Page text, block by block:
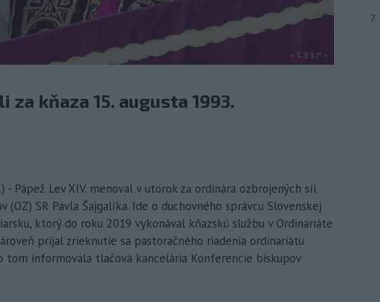
kňaza 15. augusta 1993.
- Pápež Lev XIV. menoval v utorok za ordinára ozbrojených síl
(OZ) SR Pavla Šajgalíka. Ide o duchovného správcu Slovenskej
ktorý do roku 2019 vykonával kňazskú službu v Ordinariáte
prijal zrieknutie sa pastoračného riadenia ordinariátu
tom informovala tlačová kancelária Konferencie biskupov
7